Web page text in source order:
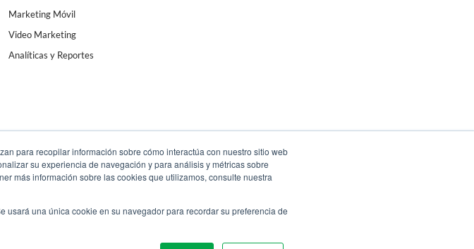
para recopilar información sobre cómo interactúa con nuestro sitio web
su experiencia de navegación y para análisis y métricas sobre
más información sobre las cookies que utilizamos, consulte nuestra
usará una única cookie en su navegador para recordar su preferencia de
Marketing Móvil
Video Marketing
Analíticas y Reportes
Declaracion de Privacidad.